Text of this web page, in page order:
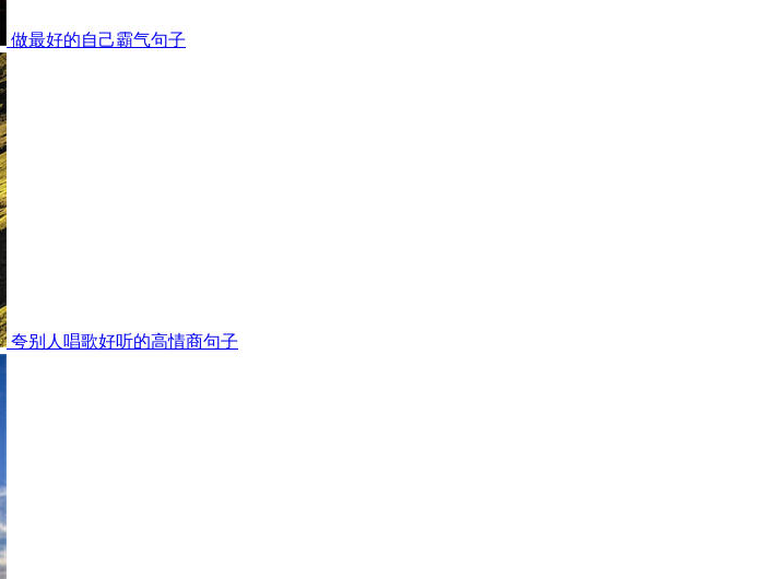
做最好的自己霸气句子
夸别人唱歌好听的高情商句子